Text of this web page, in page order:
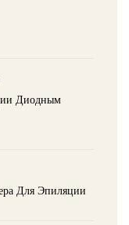
Диодным
Для Эпиляции